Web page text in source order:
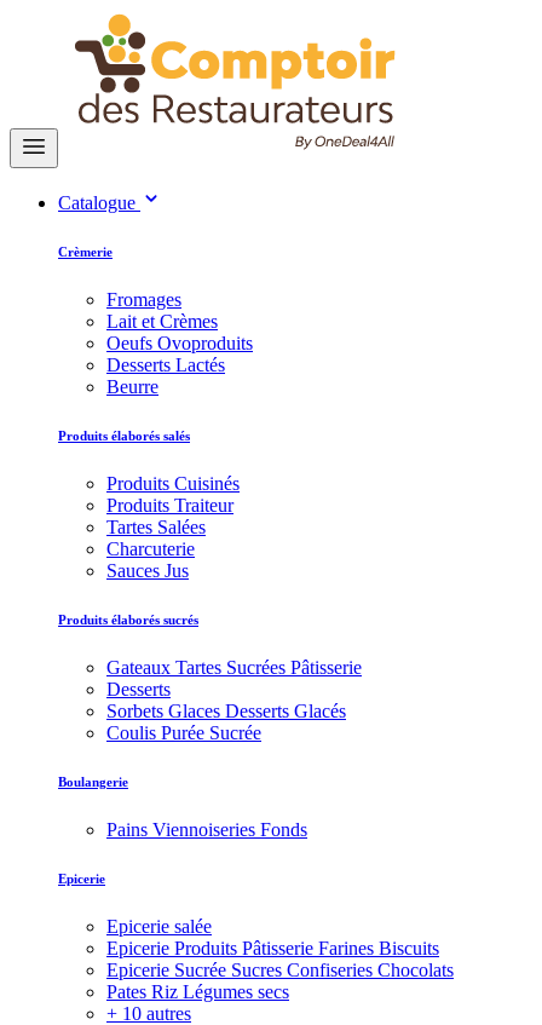
Catalogue
Crèmerie
Fromages
Lait et Crèmes
Oeufs Ovoproduits
Desserts Lactés
Beurre
Produits élaborés salés
Produits Cuisinés
Produits Traiteur
Tartes Salées
Charcuterie
Sauces Jus
Produits élaborés sucrés
Gateaux Tartes Sucrées Pâtisserie
Desserts
Sorbets Glaces Desserts Glacés
Coulis Purée Sucrée
Boulangerie
Pains Viennoiseries Fonds
Epicerie
Epicerie salée
Epicerie Produits Pâtisserie Farines Biscuits
Epicerie Sucrée Sucres Confiseries Chocolats
Pates Riz Légumes secs
+ 10 autres